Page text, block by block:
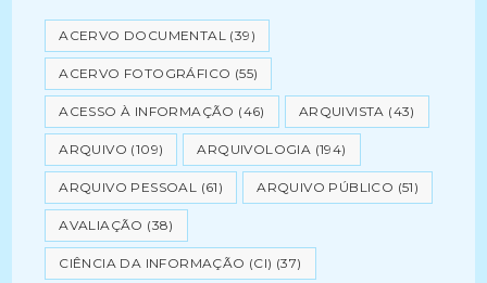
ACERVO DOCUMENTAL (39)
ACERVO FOTOGRÁFICO (55)
ACESSO À INFORMAÇÃO (46) ARQUIVISTA (43)
ARQUIVO (109) ARQUIVOLOGIA (194)
ARQUIVO PESSOAL (61) ARQUIVO PÚBLICO (51)
AVALIAÇÃO (38)
CIÊNCIA DA INFORMAÇÃO (CI) (37)